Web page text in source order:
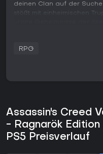
deinen Clan auf der
stößt mit einheimischen
Der Kern des Spielspaßes
synchronisieren. Der
defensive Manöver. RPG-
Fähigkeiten über einen
Nahkampf, Fernangriffe
deiner Ravensthorpe-
RPG
Assassin's Creed
- Ragnarök Edition
PS5 Preisverlauf